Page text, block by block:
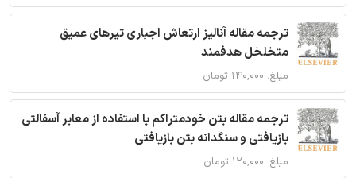
ترجمه مقاله آنالیز ارتعاش اجباری تیرهای عمیق
متخلخل هدفمند
مبلغ: ۱۴۰,۰۰۰ تومان
ترجمه مقاله بتن خودمتراکم با استفاده از معابر آسفالتی
بازیافتی و سنگدانه بتن بازیافتی
مبلغ: ۱۲۰,۰۰۰ تومان